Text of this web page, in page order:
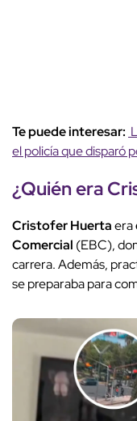
Te puede interesar:
el policía que disparó
¿Quién era
Cristofer Huertaera
Comercial (EBC),
carrera. Además,
se preparaba para